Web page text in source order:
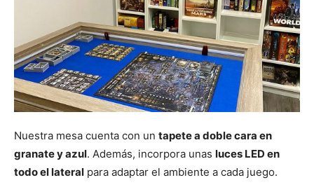
Nuestra mesa cuenta con un tapete a doble cara en
granate y azul. Además, incorpora unas luces LED en
todo el lateral para adaptar el ambiente a cada juego.